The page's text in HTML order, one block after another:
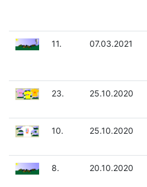
11. 07.03.2021
23. 25.10.2020
10. 25.10.2020
8. 20.10.2020